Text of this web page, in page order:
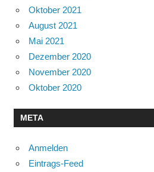
Oktober 2021
August 2021
Mai 2021
Dezember 2020
November 2020
Oktober 2020
META
Anmelden
Eintrags-Feed